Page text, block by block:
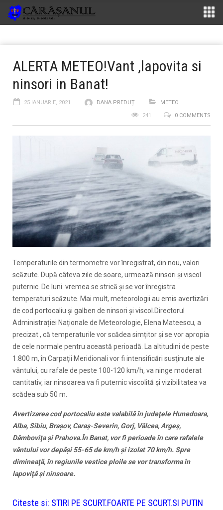
ALERTA METEO!Vant ,lapovita si
ninsori in Banat!
25 IANUARIE, 2021 DANA PREDUȚ
METEO
0 COMMENTS
241
Temperaturile din termometre vor înregistrat, din nou, valori
scăzute. După câteva zile de soare, urmează ninsori și viscol
puternic. De luni vremea se strică și se vor înregistra
temperaturi scăzute. Mai mult, meteorologii au emis avertizări
de cod portocaliu și galben de ninsori și viscol.Directorul
Administrației Naționale de Meteorologie, Elena Mateescu, a
precizat , că temperaturile vor scădea simțitor și se vor apropia
de cele normale pentru această perioadă. La altitudini de peste
1.800 m, în Carpaţii Meridionali vor fi intensificări susţinute ale
vântului, cu rafale de peste 100-120 km/h, va ninge moderat
cantitativ, iar ninsoarea va fi puternic viscolită şi vizibilitatea va
scădea sub 50 m.
Avertizarea cod portocaliu este valabilă în judeţele Hunedoara,
Alba, Sibiu, Braşov, Caraş-Severin, Gorj, Vâlcea, Argeş,
Dâmboviţa şi Prahova.În Banat, vor fi perioade în care rafalele
vântului vor depăşi 55-65 de km/h şi izolat 70 km/h. Spre
dimineaţă, în regiunile vestice ploile se vor transforma în
lapoviţă şi ninsoare.
Citeste si: STIRI PE SCURT.FOARTE PE SCURT.SI PUTIN